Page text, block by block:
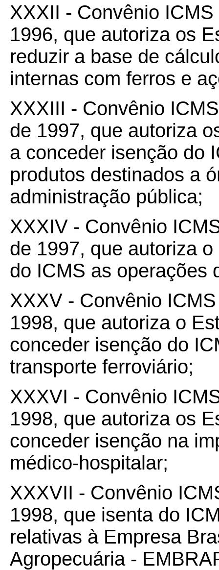
XXXII - Convênio ICMS
1996, que autoriza os
reduzir a base de
internas com ferros e
XXXIII - Convênio
de 1997, que autoriza
a conceder isenção do
produtos destinados a
administração pública;
XXXIV - Convênio
de 1997, que autoriza
do ICMS as operações
XXXV - Convênio
1998, que autoriza o
conceder isenção do
transporte ferroviário;
XXXVI - Convênio
1998, que autoriza os
conceder isenção na
médico-hospitalar;
XXXVII - Convênio
1998, que isenta do
relativas à Empresa
Agropecuária -